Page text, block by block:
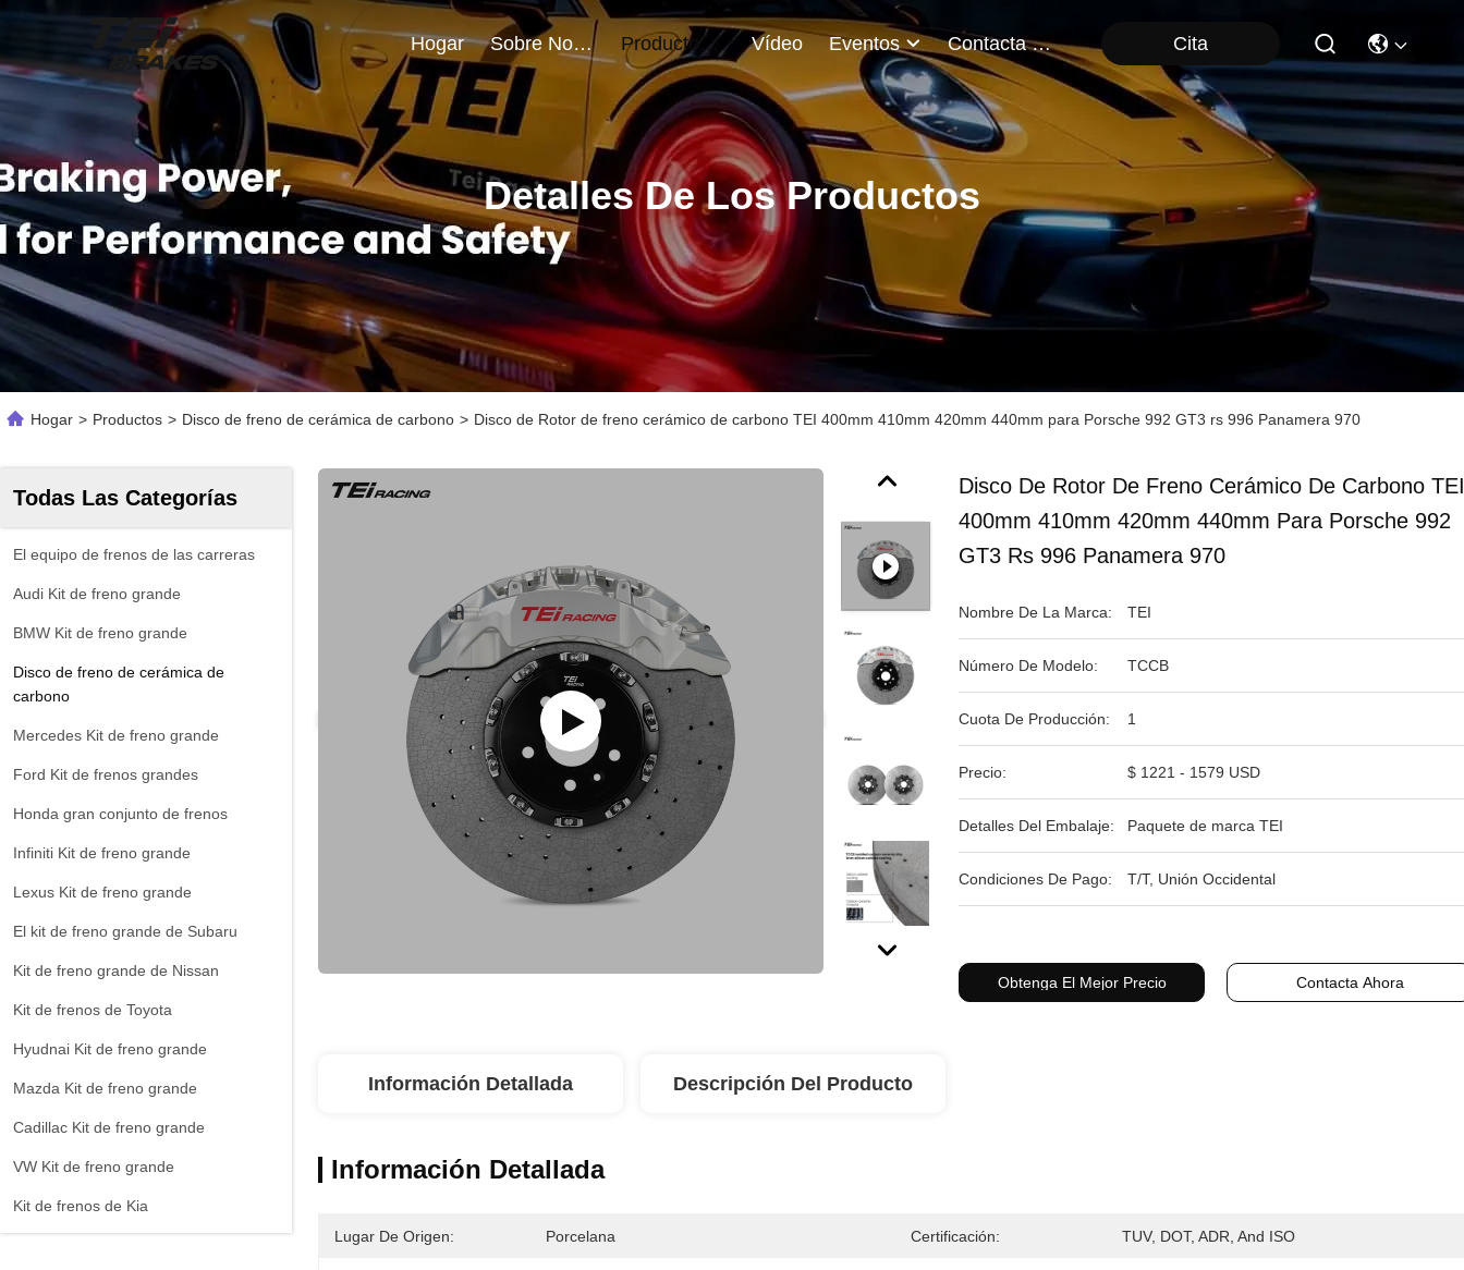
Hogar Sobre Nosotros Productos Vídeo Eventos Contacta Con Nosotros Cita
Detalles De Los Productos
Hogar > Productos > Disco de freno de cerámica de carbono > Disco de Rotor de freno cerámico de carbono TEI 400mm 410mm 420mm 440mm para Porsche 992 GT3 rs 996 Panamera 970
Todas Las Categorías
El equipo de frenos de las carreras
Audi Kit de freno grande
BMW Kit de freno grande
Disco de freno de cerámica de
carbono
Mercedes Kit de freno grande
Ford Kit de frenos grandes
Honda gran conjunto de frenos
Infiniti Kit de freno grande
Lexus Kit de freno grande
El kit de freno grande de Subaru
Kit de freno grande de Nissan
Kit de frenos de Toyota
Hyudnai Kit de freno grande
Mazda Kit de freno grande
Cadillac Kit de freno grande
VW Kit de freno grande
Kit de frenos de Kia
Disco De Rotor De Freno Cerámico De Carbono TEI
400mm 410mm 420mm 440mm Para Porsche 992
GT3 Rs 996 Panamera 970
Nombre De La Marca: TEI
Número De Modelo: TCCB
Cuota De Producción: 1
Precio: $ 1221 - 1579 USD
Detalles Del Embalaje: Paquete de marca TEI
Condiciones De Pago: T/T, Unión Occidental
Obtenga El Mejor Precio Contacta Ahora
Información Detallada Descripción Del Producto
Información Detallada
Lugar De Origen: Porcelana Certificación: TUV, DOT, ADR, And ISO